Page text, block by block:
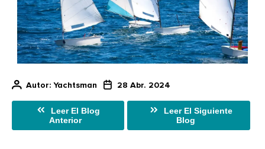
Autor: Yachtsman 28 Abr. 2024
Leer El Blog
Anterior
Leer El Siguiente
Blog